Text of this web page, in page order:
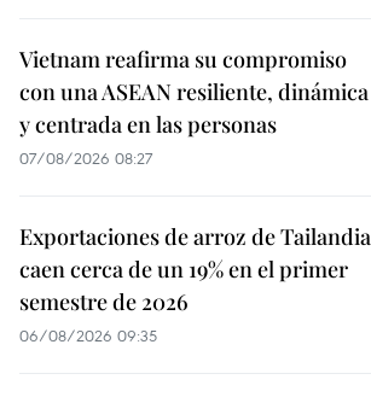
Vietnam reafirma su compromiso
con una ASEAN resiliente, dinámica
y centrada en las personas
07/08/2026 08:27
Exportaciones de arroz de Tailandia
caen cerca de un 19% en el primer
semestre de 2026
06/08/2026 09:35